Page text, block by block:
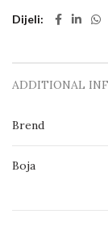
Dijeli
ADDITIONAL
Brend
Boja